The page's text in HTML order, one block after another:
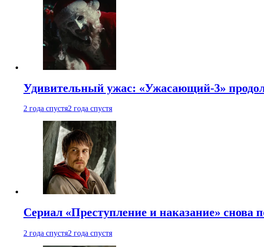
Удивительный ужас: «Ужасающий-3»
2 года спустя2 года спустя
Сериал «Преступление и наказание»
2 года спустя2 года спустя